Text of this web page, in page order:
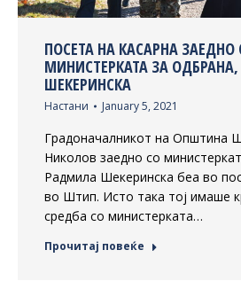
ПОСЕТА НА КАСАРНА ЗАЕДНО
МИНИСТЕРКАТА ЗА
ШЕКЕРИНСКА
Настани January 5, 2021
Градоначалникот на Општина
Николов заедно со
Радмила Шекеринска беа во
во Штип. Исто така тој имаше
средба со министерката…
Прочитај повеќе